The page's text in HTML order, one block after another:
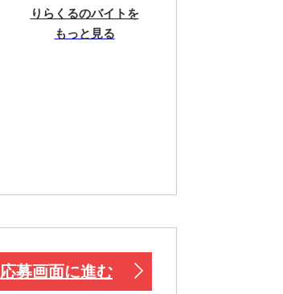
りらくるのバイトを
もっと見る
応募画面に進む